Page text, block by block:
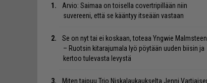
Arvio: Saimaa on toisella covertripillään niin
suvereeni, että se kääntyy itseään vastaan
Se on nyt tai ei koskaan, toteaa Yngwie Malmsteen
– Ruotsin kitarajumala lyö pöytään uuden biisin ja
kertoo tulevasta levystä
Miten taipuu Trio Niskalaukaukselta Jenni